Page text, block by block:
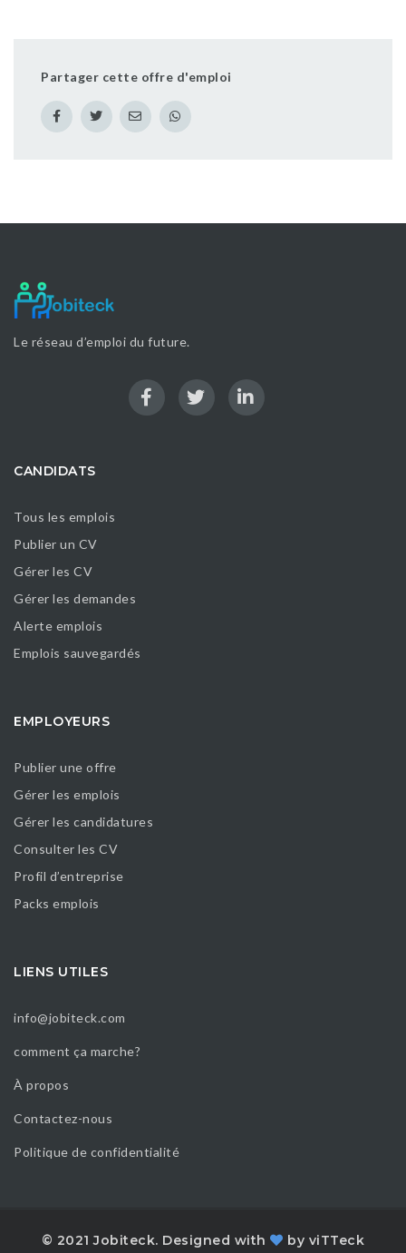
Partager cette offre d'emploi
Le réseau d’emploi du future.
CANDIDATS
Tous les emplois
Publier un CV
Gérer les CV
Gérer les demandes
Alerte emplois
Emplois sauvegardés
EMPLOYEURS
Publier une offre
Gérer les emplois
Gérer les candidatures
Consulter les CV
Profil d’entreprise
Packs emplois
LIENS UTILES
info@jobiteck.com
comment ça marche?
À propos
Contactez-nous
Politique de confidentialité
© 2021 Jobiteck. Designed with by viTTeck